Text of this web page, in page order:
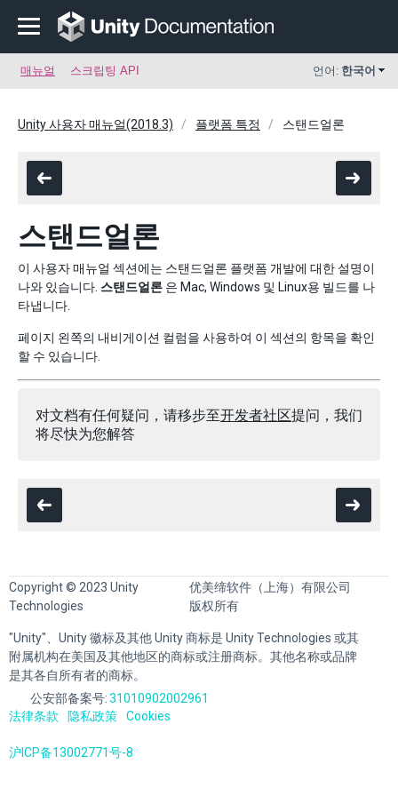
매뉴얼 스크립팅 API 언어: 한국어
Unity 사용자 매뉴얼(2018.3) 플랫폼 특정 스탠드얼론
스탠드얼론
이 사용자 매뉴얼 섹션에는 스탠드얼론 플랫폼 개발에 대한 설명이
나와 있습니다. 스탠드얼론 은 Mac, Windows 및 Linux용 빌드를 나
타냅니다.
페이지 왼쪽의 내비게이션 컬럼을 사용하여 이 섹션의 항목을 확인
할 수 있습니다.
对文档有任何疑问，请移步至开发者社区提问，我们
将尽快为您解答
Copyright © 2023 Unity
Technologies
优美缔软件（上海）有限公司
版权所有
"Unity"、Unity 徽标及其他 Unity 商标是 Unity Technologies 或其
附属机构在美国及其他地区的商标或注册商标。其他名称或品牌
是其各自所有者的商标。
公安部备案号:31010902002961
法律条款
隐私政策 Cookies
沪ICP备13002771号-8